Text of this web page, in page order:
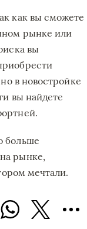
как вы сможете
рынке или
вы
в новостройке
вы найдете
больше
рынке,
мечтали.